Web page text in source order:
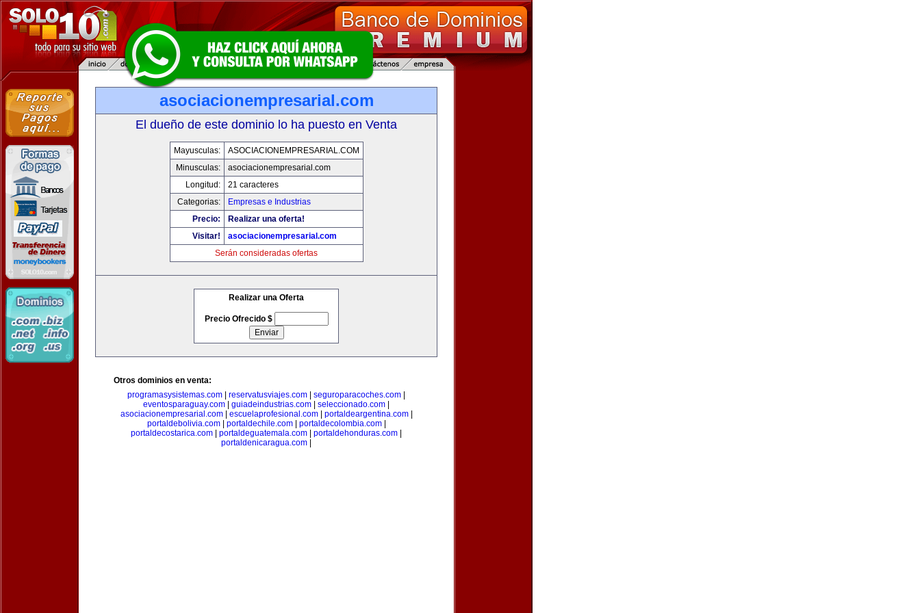
asociacionempresarial.com
El dueño de este dominio lo ha puesto en Venta
Mayusculas:
ASOCIACIONEMPRESARIAL.COM
Minusculas:
asociacionempresarial.com
Longitud:
21 caracteres
Categorias:
Empresas e Industrias
Precio:
Realizar una oferta!
Visitar!
asociacionempresarial.com
Serán consideradas ofertas
Realizar una Oferta
Precio Ofrecido $
Otros dominios en venta:
programasysistemas.com
reservatusviajes.com seguroparacoches.com
eventosparaguay.com
guiadeindustrias.com seleccionado.com
asociacionempresarial.com| escuelaprofesional.com| portaldeargentina.com|
portaldebolivia.com| portaldechile.com| portaldecolombia.com|
portaldecostarica.com
portaldeguatemala.com portaldehonduras.com
portaldenicaragua.com